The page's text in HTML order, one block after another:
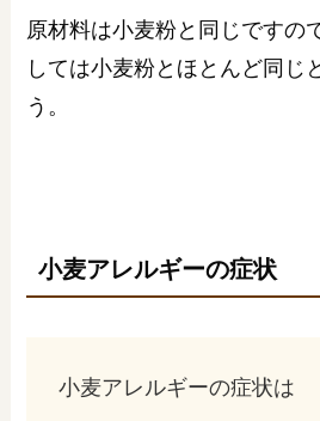
原材料は小麦粉と同じですの
しては小麦粉とほとんど同じ
う。
小麦アレルギーの症状
小麦アレルギーの症状は